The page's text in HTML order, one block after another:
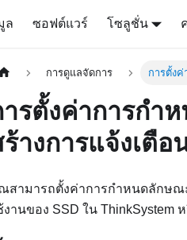
ล ซอฟต์แวร์ โซลูชั่น
การดูแลจัดการ การตั้ง
รตั้งค่าการกำ
างการแจ้งเตื
สามารถตั้งค่าการกำหนดลักษณ
งานของ SSD ใน ThinkSystem